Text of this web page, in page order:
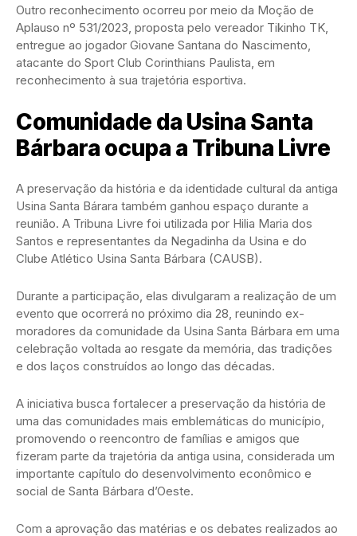
Outro reconhecimento ocorreu por meio da Moção de
Aplauso nº 531/2023, proposta pelo vereador Tikinho TK,
entregue ao jogador Giovane Santana do Nascimento,
atacante do Sport Club Corinthians Paulista, em
reconhecimento à sua trajetória esportiva.
Comunidade da Usina Santa
Bárbara ocupa a Tribuna Livre
A preservação da história e da identidade cultural da antiga
Usina Santa Bárara também ganhou espaço durante a
reunião. A Tribuna Livre foi utilizada por Hilia Maria dos
Santos e representantes da Negadinha da Usina e do
Clube Atlético Usina Santa Bárbara (CAUSB).
Durante a participação, elas divulgaram a realização de um
evento que ocorrerá no próximo dia 28, reunindo ex-
moradores da comunidade da Usina Santa Bárbara em uma
celebração voltada ao resgate da memória, das tradições
e dos laços construídos ao longo das décadas.
A iniciativa busca fortalecer a preservação da história de
uma das comunidades mais emblemáticas do município,
promovendo o reencontro de famílias e amigos que
fizeram parte da trajetória da antiga usina, considerada um
importante capítulo do desenvolvimento econômico e
social de Santa Bárbara d’Oeste.
Com a aprovação das matérias e os debates realizados ao